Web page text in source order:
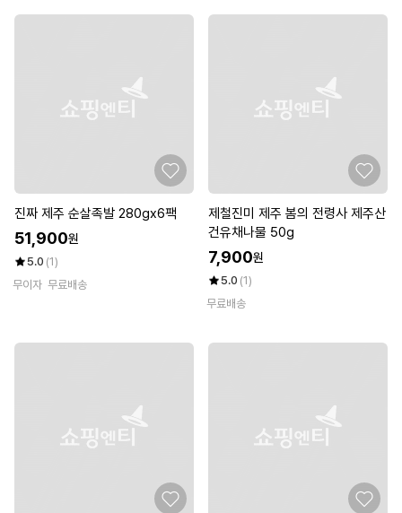
진짜 제주 순살족발 280gx6팩
51,900원
5.0 (1)
무이자 무료배송
제철진미 제주 봄의 전령사 제주산
건유채나물 50g
7,900원
5.0 (1)
무료배송